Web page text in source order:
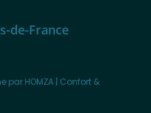
de-France
par HOMZA | Confort &